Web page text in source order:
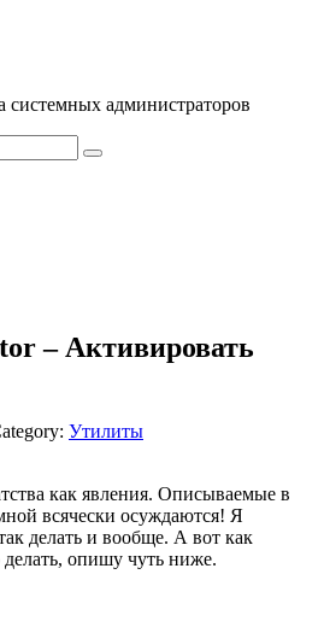
администраторов
– Активировать
Утилиты
как явления. Описываемые в
всячески осуждаются! Я
делать и вообще. А вот как
опишу чуть ниже.